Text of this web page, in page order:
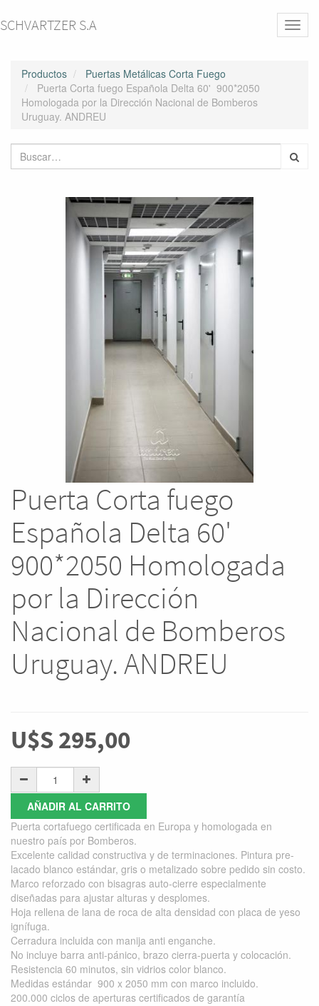
SCHVARTZER S.A
Productos
Puertas Metálicas Corta Fuego
Puerta Corta fuego Española Delta 60' 900*2050
Homologada por la Dirección Nacional de Bomberos
Uruguay. ANDREU
Puerta Corta fuego
Española Delta 60'
900*2050 Homologada
por la Dirección
Nacional de Bomberos
Uruguay. ANDREU
U$S295,00
AÑADIR AL CARRITO
Puerta cortafuego certificada en Europa y homologada en
nuestro país por Bomberos.
Excelente calidad constructiva y de terminaciones. Pintura pre-
lacado blanco estándar, gris o metalizado sobre pedido sin costo.
Marco reforzado con bisagras auto-cierre especialmente
diseñadas para ajustar alturas y desplomes.
Hoja rellena de lana de roca de alta densidad con placa de yeso
ignífuga.
Cerradura incluida con manija anti enganche.
No incluye barra anti-pánico, brazo cierra-puerta y colocación.
Resistencia 60 minutos, sin vidrios color blanco.
Medidas estándar 900 x 2050 mm con marco incluido.
200.000 ciclos de aperturas certificados de garantía